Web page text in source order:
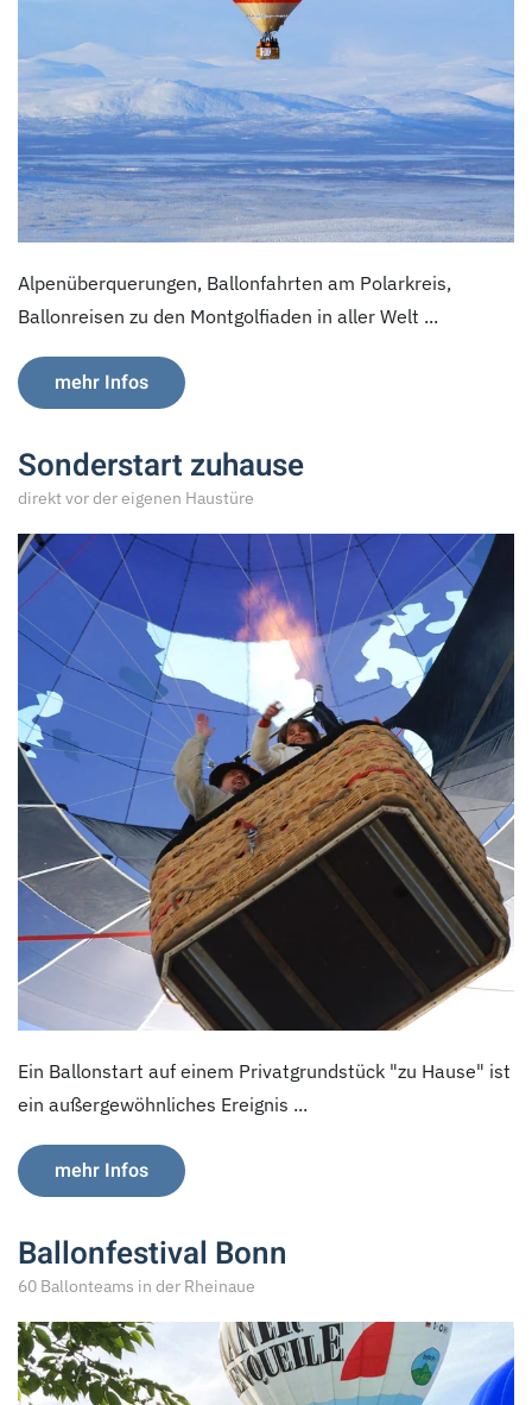
Alpenüberquerungen, Ballonfahrten am Polarkreis,
Ballonreisen zu den Montgolfiaden in aller Welt ...
mehr Infos
Sonderstart zuhause
direkt vor der eigenen Haustüre
Ein Ballonstart auf einem Privatgrundstück "zu Hause" ist
ein außergewöhnliches Ereignis ...
mehr Infos
Ballonfestival Bonn
60 Ballonteams in der Rheinaue